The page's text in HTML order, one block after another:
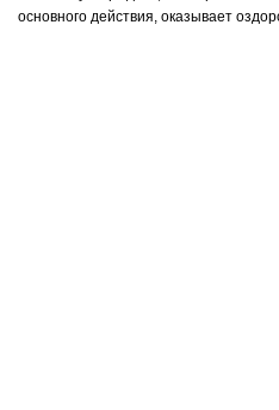
основного действия, оказывает